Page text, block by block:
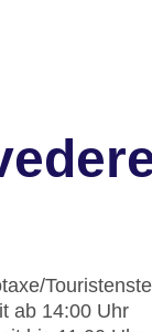
ab 14:00 Uhr